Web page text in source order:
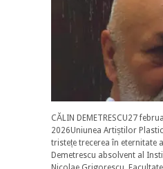
CĂLIN DEMETRESCU27
2026Uniunea Artiștilor
tristețe trecerea în eternitate
Demetrescu absolvent al